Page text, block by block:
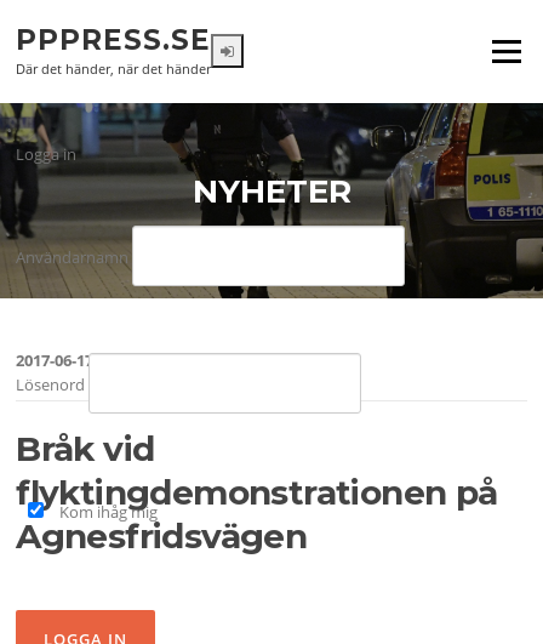
innehåll
PPPRESS.SE
Där det händer, när det händer
Meny
Logga in
Användarnamn
Lösenord
Kom ihåg mig
NYHETER
2017-06-17
Bråk vid
flyktingdemonstrationen på
Agnesfridsvägen